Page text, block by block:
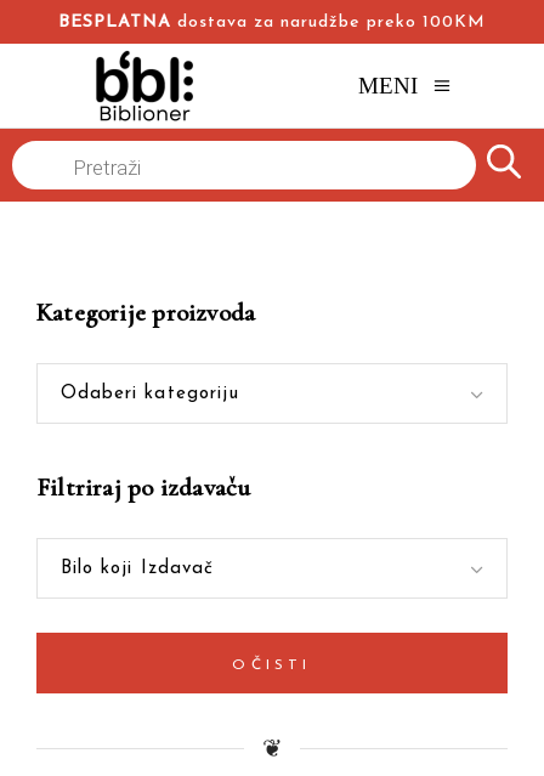
BESPLATNA dostava za narudžbe preko 100KM
MENI
Naslovna
Products
search
Kategorije proizvoda
Odaberi kategoriju
Filtriraj po izdavaču
Bilo koji Izdavač
OČISTI
❦